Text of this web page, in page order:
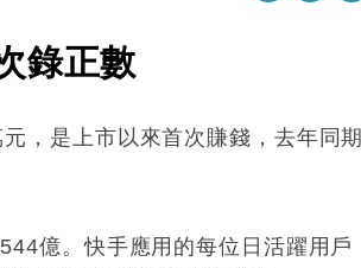
錄正數
，是上市以來首次賺錢，去年同期
億。快手應用的每位日活躍用戶